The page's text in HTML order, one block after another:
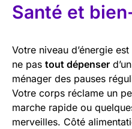
Santé et
Votre niveau d’énergie
ne pas tout dépenser
ménager des pauses
Votre corps réclame un
marche rapide ou
merveilles. Côté